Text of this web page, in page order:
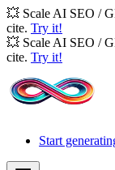
💥 Scale AI SEO /
cite. Try it!
💥 Scale AI SEO /
cite. Try it!
Start